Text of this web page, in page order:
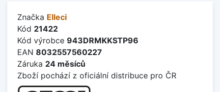
Značka Elleci
Kód 21422
Kód výrobce 943DRMKKSTP96
EAN 8032557560227
Záruka 24 měsíců
Zboží pochází z oficiální distribuce pro ČR